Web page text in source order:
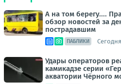
А на том берегу....
обзор новостей за
пострадавшим
ПАБЛИКИ
Удары операторов
камикадзе серии
акватории Чёрного